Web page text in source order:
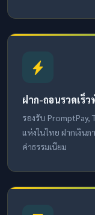
ฝาก-ถอนรวดเร็ว
รองรับ PromptPay,
แห่งในไทย ฝากเงิน
ค่าธรรมเนียม